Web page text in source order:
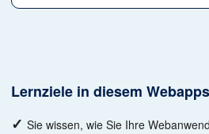
Lernziele in diesem
Sie wissen, wie Sie Ihre